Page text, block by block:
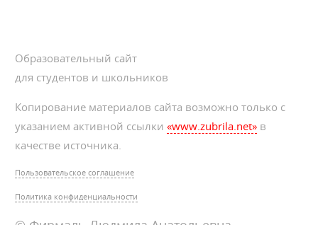
Образовательный сайт
для студентов и школьников
Копирование материалов сайта возможно только с
указанием активной ссылки«www.zubrila.net» в
качестве источника.
Пользовательское соглашение
Политика конфиденциальности